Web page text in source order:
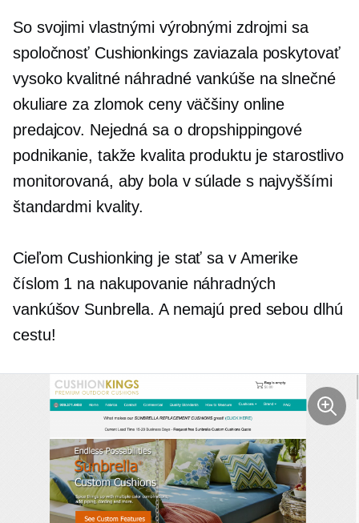
So svojimi vlastnými výrobnými zdrojmi sa
spoločnosť Cushionkings zaviazala poskytovať
vysoko kvalitnénáhradné vankúše na slnečné
okuliare za zlomok ceny väčšiny online
predajcov. Nejedná sa o dropshippingové
podnikanie, takže kvalita produktu je starostlivo
monitorovaná, aby bola v súlade s najvyššími
štandardmi kvality.
Cieľom Cushionking je stať sa v Amerike
číslom 1 na nakupovanie náhradných
vankúšov Sunbrella. A nemajú pred sebou dlhú
cestu!